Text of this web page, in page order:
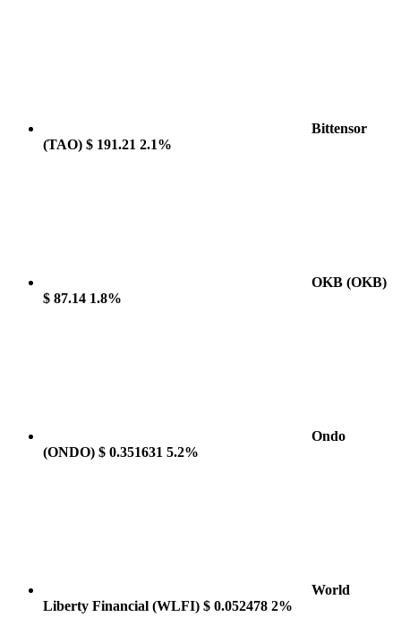
Bittensor
(TAO) $ 191.21 2.1%
OKB (OKB)
$ 87.14 1.8%
Ondo
(ONDO) $ 0.351631 5.2%
World
Liberty Financial (WLFI) $ 0.052478 2%